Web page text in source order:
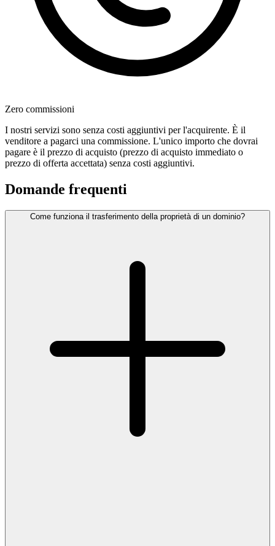
Zero commissioni
I nostri servizi sono senza costi aggiuntivi per l'acquirente. È il
venditore a pagarci una commissione. L'unico importo che dovrai
pagare è il prezzo di acquisto (prezzo di acquisto immediato o
prezzo di offerta accettata) senza costi aggiuntivi.
Domande frequenti
Come funziona il trasferimento della proprietà di un dominio?